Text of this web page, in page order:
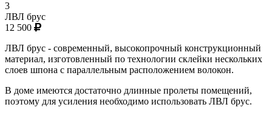
3
ЛВЛ брус
12 500
ЛВЛ брус - современный, высокопрочный конструкционный
материал, изготовленный по технологии склейки нескольких
слоев шпона с параллельным расположением волокон.
В доме имеются достаточно длинные пролеты помещений,
поэтому для усиления необходимо использовать ЛВЛ брус.